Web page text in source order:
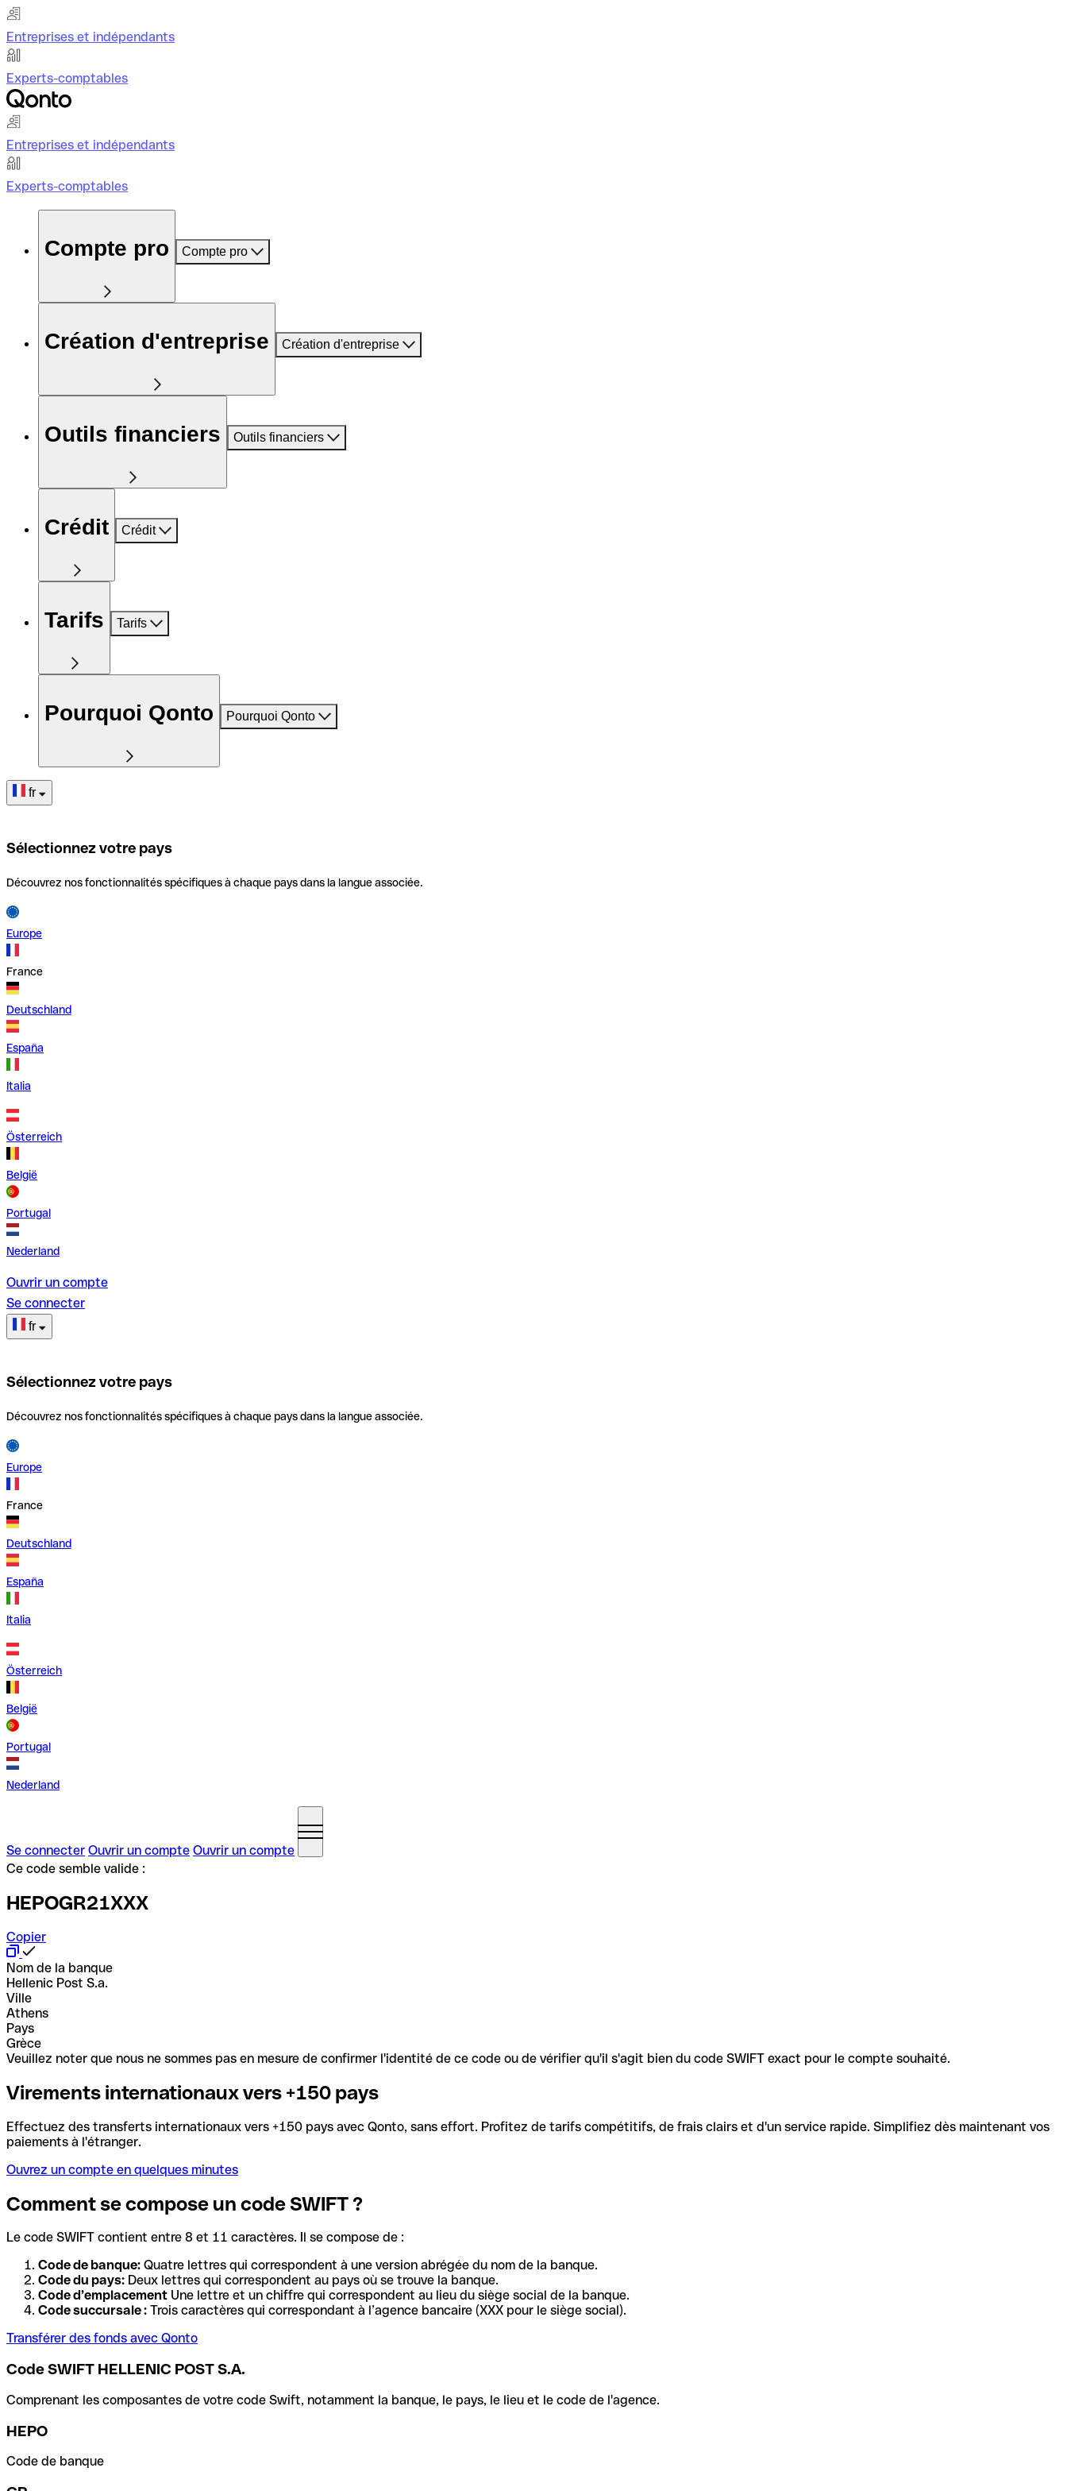
Entreprises et indépendants
Experts-comptables
Entreprises et indépendants
Experts-comptables
Compte pro Compte pro
Création d'entreprise Création d'entreprise
Outils financiers Outils financiers
Crédit Crédit
Tarifs Tarifs
Pourquoi Qonto Pourquoi Qonto
fr
Sélectionnez votre pays
Découvrez nos fonctionnalités spécifiques à chaque pays dans la langue associée.
Europe
France
Deutschland
España
Italia
Österreich
België
Portugal
Nederland
Ouvrir un compte
Se connecter
fr
Sélectionnez votre pays
Découvrez nos fonctionnalités spécifiques à chaque pays dans la langue associée.
Europe
France
Deutschland
España
Italia
Österreich
België
Portugal
Nederland
Se connecter Ouvrir un compte Ouvrir un compte
Ce code semble valide :
HEPOGR21XXX
Copier
Nom de la banque
Hellenic Post S.a.
Ville
Athens
Pays
Grèce
Veuillez noter que nous ne sommes pas en mesure de confirmer l'identité de ce code ou de vérifier qu'il s'agit bien du code SWIFT exact pour le compte souhaité.
Virements internationaux vers +150 pays
Effectuez des transferts internationaux vers +150 pays avec Qonto, sans effort. Profitez de tarifs compétitifs, de frais clairs et d'un service rapide. Simplifiez dès maintenant vos
paiements à l'étranger.
Ouvrez un compte en quelques minutes
Comment se compose un code SWIFT ?
Le code SWIFT contient entre 8 et 11 caractères. Il se compose de :
Code de banque: Quatre lettres qui correspondent à une version abrégée du nom de la banque.
Code du pays: Deux lettres qui correspondent au pays où se trouve la banque.
Code d’emplacement Une lettre et un chiffre qui correspondent au lieu du siège social de la banque.
Code succursale : Trois caractères qui correspondant à l’agence bancaire (XXX pour le siège social).
Transférer des fonds avec Qonto
Code SWIFT HELLENIC POST S.A.
Comprenant les composantes de votre code Swift, notamment la banque, le pays, le lieu et le code de l'agence.
HEPO
Code de banque